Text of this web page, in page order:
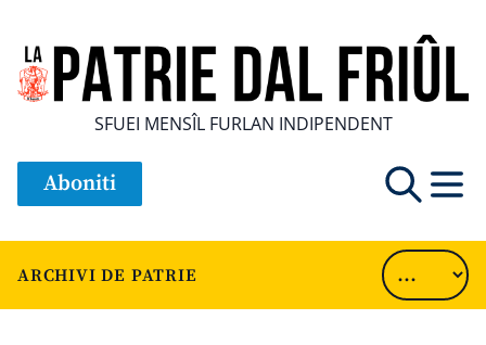
SFUEI MENSÎL FURLAN INDIPENDENT
Aboniti
ARCHIVI DE PATRIE